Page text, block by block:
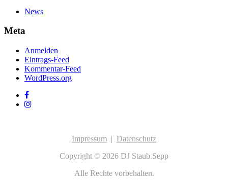
News
Meta
Anmelden
Eintrags-Feed
Kommentar-Feed
WordPress.org
Impressum | Datenschutz
Copyright © 2026 DJ Staub.Sepp
Alle Rechte vorbehalten.